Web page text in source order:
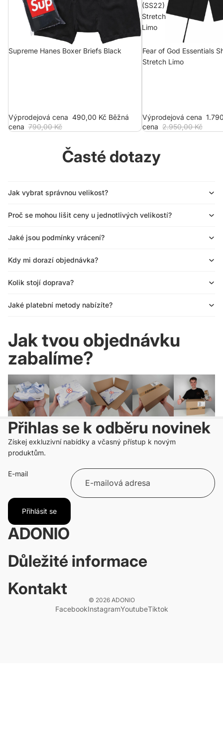
Supreme Hanes Boxer Briefs Black
Výprodejová cena 490,00 Kč Běžná
cena 790,00 Kč
(SS22)
Stretch
Limo
Fear of God Essentials
Stretch Limo
Výprodejová cena
cena 2.950,00 Kč
Časté dotazy
Jak vybrat správnou velikost?
Proč se mohou lišit ceny u jednotlivých velikostí?
Jaké jsou podmínky vrácení?
Kdy mi dorazí objednávka?
Kolik stojí doprava?
Jaké platební metody nabízíte?
Jak tvou objednávku
zabalíme?
Přihlas se k odběru novinek
Získej exkluzivní nabídky a včasný přístup k novým
produktům.
E-mail
Přihlásit se
ADONIO
Důležité informace
Kontakt
© 2026 ADONIO
FacebookInstagramYoutubeTiktok